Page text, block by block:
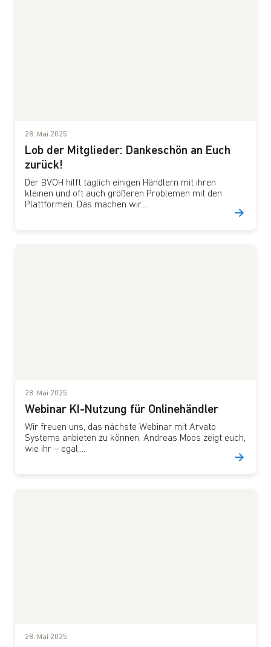
28. Mai 2025
Lob der Mitglieder: Dankeschön an Euch
zurück!
Der BVOH hilft täglich einigen Händlern mit ihren
kleinen und oft auch größeren Problemen mit den
Plattformen. Das machen wir...
28. Mai 2025
Webinar KI-Nutzung für Onlinehändler
Wir freuen uns, das nächste Webinar mit Arvato
Systems anbieten zu können. Andreas Moos zeigt euch,
wie ihr – egal,...
28. Mai 2025